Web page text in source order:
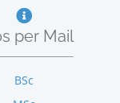
per Mail
BSc